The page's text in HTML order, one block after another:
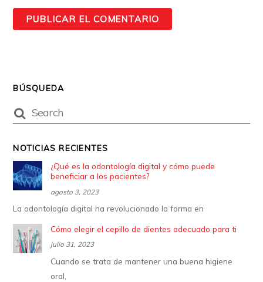
BÚSQUEDA
NOTICIAS RECIENTES
¿Qué es la odontología digital y cómo puede
beneficiar a los pacientes?
agosto 3, 2023
La odontología digital ha revolucionado la forma en
Cómo elegir el cepillo de dientes adecuado para ti
julio 31, 2023
Cuando se trata de mantener una buena higiene
oral,